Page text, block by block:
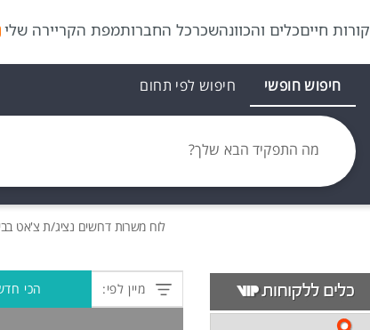
קורות חייםכלים והכוונהשכרכל החברותמפת הקריירה שלי
חיפוש חופשי חיפוש לפי תחום
מה התפקיד הבא שלך?
לוח משרותדרושים נציג/ת צ'אט
מיין לפי: הכי